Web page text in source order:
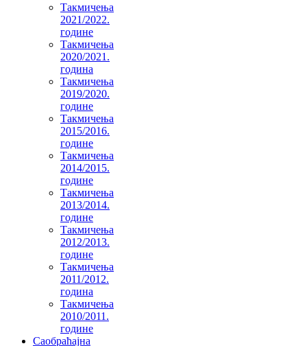
Такмичења
2021/2022.
године
Такмичења
2020/2021.
година
Такмичења
2019/2020.
године
Такмичења
2015/2016.
године
Такмичења
2014/2015.
године
Такмичења
2013/2014.
године
Такмичења
2012/2013.
године
Такмичења
2011/2012.
година
Такмичења
2010/2011.
године
Саобраћајна